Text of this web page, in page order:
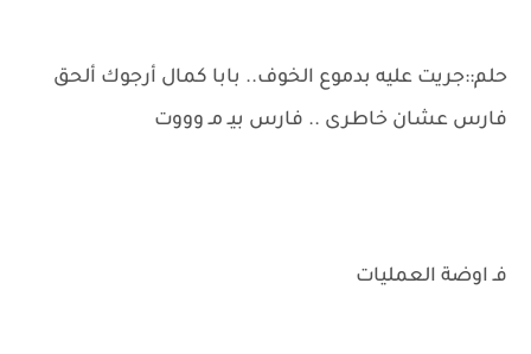
حلم::جريت عليه بدموع الخوف.. بابا كمال أرجوك ألحق
فارس عشان خاطرى .. فارس بيـ مـ وووت
فـ اوضة العمليات